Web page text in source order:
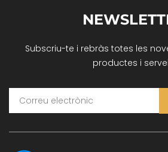
Subscriu-te i rebràs totes les
productes i